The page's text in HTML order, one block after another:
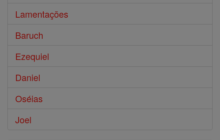
Lamentações
Baruch
Ezequiel
Daniel
Oséias
Joel